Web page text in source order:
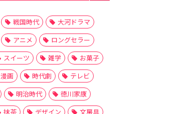
戦国時代
大河ドラマ
アニメ
ロングセラー
スイーツ 雑学
お菓子
漫画 時代劇
テレビ
明治時代
徳川家康
抹茶 デザイン
文房具